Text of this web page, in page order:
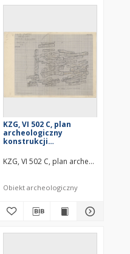
wykopu średniowiecze wczesne
KZG, VI 502 C, plan
archeologiczny
konstrukcji
KZG, VI 502 C, plan archeologiczny
Obiekt archeologiczny